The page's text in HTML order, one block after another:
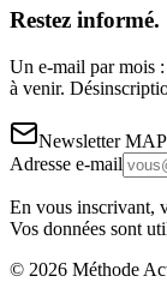
Restez informé.
Un e-mail par mois :
à venir.
Newsletter MAP
Adresse e-mail
En vous inscrivant,
Vos données sont
© 2026 Méthode